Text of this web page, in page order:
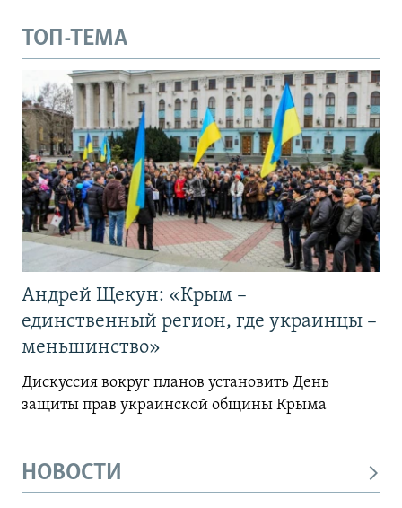
ТОП-ТЕМА
Андрей Щекун: «Крым –
единственный регион, где украинцы –
меньшинство»
Дискуссия вокруг планов установить День
защиты прав украинской общины Крыма
НОВОСТИ